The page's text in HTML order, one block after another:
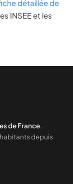
détaillée de
INSEE et les
de France.
habitants depuis